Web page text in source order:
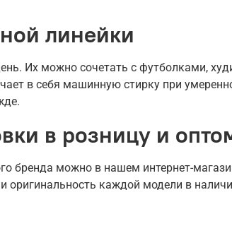
линейки
Их можно сочетать с футболками,
в себя машинную стирку при
в розницу и
бренда можно в нашем интернет-
оригинальность каждой модели в